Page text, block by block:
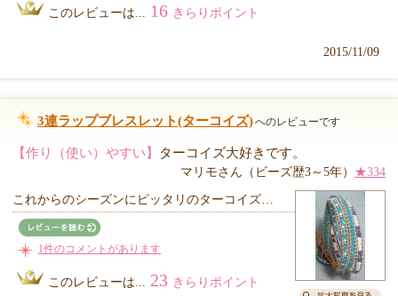
このレビューは... 16 きらりポイント
2015/11/09
3連ラップブレスレット(ターコイズ)へのレビューです
【作り（使い）やすい】 ターコイズ大好きです。
マリモさん（ビーズ歴3～5年） ★334
これからのシーズンにピッタリのターコイズ…
1件のコメントがあります
このレビューは... 23 きらりポイント